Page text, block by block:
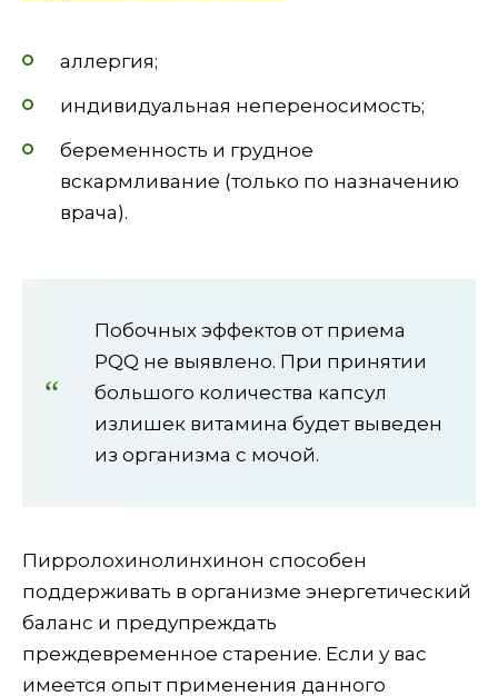
аллергия;
индивидуальная непереносимость;
беременность и грудное
вскармливание (только по назначению
врача).
Побочных эффектов от приема
PQQ не выявлено. При принятии
большого количества капсул
излишек витамина будет выведен
из организма с мочой.
Пирролохинолинхинон способен
поддерживать в организме энергетический
баланс и предупреждать
преждевременное старение. Если у вас
имеется опыт применения данного